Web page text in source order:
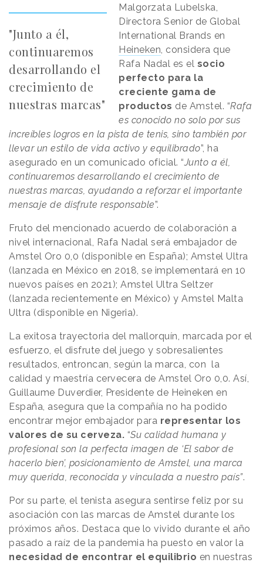
"Junto a él,
continuaremos
desarrollando el
crecimiento de
nuestras marcas"
Malgorzata Lubelska,
Directora Senior de Global
International Brands en
Heineken, considera que
Rafa Nadal es el socio
perfecto para la
creciente gama de
productos de Amstel. “Rafa
es conocido no solo por sus
increíbles logros en la pista de tenis, sino también por
llevar un estilo de vida activo y equilibrado”, ha
asegurado en un comunicado oficial. “Junto a él,
continuaremos desarrollando el crecimiento de
nuestras marcas, ayudando a reforzar el importante
mensaje de disfrute responsable”.
Fruto del mencionado acuerdo de colaboración a
nivel internacional, Rafa Nadal será embajador de
Amstel Oro 0,0 (disponible en España); Amstel Ultra
(lanzada en México en 2018, se implementará en 10
nuevos países en 2021); Amstel Ultra Seltzer
(lanzada recientemente en México) y Amstel Malta
Ultra (disponible en Nigeria).
La exitosa trayectoria del mallorquín, marcada por el
esfuerzo, el disfrute del juego y sobresalientes
resultados, entroncan, según la marca, con la
calidad y maestría cervecera de Amstel Oro 0,0. Así,
Guillaume Duverdier, Presidente de Heineken en
España, asegura que la compañía no ha podido
encontrar mejor embajador para representar los
valores de su cerveza. “Su calidad humana y
profesional son la perfecta imagen de ‘El sabor de
hacerlo bien’, posicionamiento de Amstel, una marca
muy querida, reconocida y vinculada a nuestro país”.
Por su parte, el tenista asegura sentirse feliz por su
asociación con las marcas de Amstel durante los
próximos años. Destaca que lo vivido durante el año
pasado a raíz de la pandemia ha puesto en valor la
necesidad de encontrar el equilibrio en nuestras